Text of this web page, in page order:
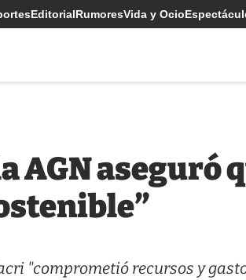
EditorialRumoresVida y Ocio
AGN aseguró
"comprometió recursos y